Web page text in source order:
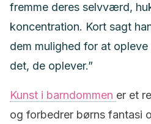
fremme deres selvværd,
koncentration. Kort sagt
dem mulighed for at
det, de oplever.”
Kunst i barndommen er et
og forbedrer børns fantasi